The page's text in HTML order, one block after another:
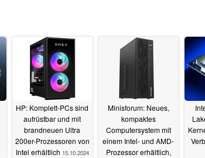
HP: Komplett-PCs sind
aufrüstbar und mit
brandneuen Ultra
200er-Prozessoren von
Intel erhältlich 15.10.2024
Minisforum: Neues,
kompaktes
Computersystem mit
einem Intel- und AMD-
Prozessor erhältlich,